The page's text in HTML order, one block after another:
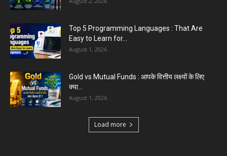
Top 5 Programming Languages : That Are
Easy to Learn for...
August 1, 2026
Gold vs Mutual Funds : आपके वित्तीय लक्ष्यों के लिए
क्या...
August 1, 2026
Load more